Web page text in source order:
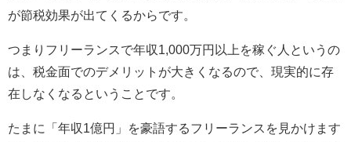
が節税効果が出てくるからです。
つまりフリーランスで年収1,000万円以上を稼ぐ人というの
は、税金面でのデメリットが大きくなるので、現実的に存
在しなくなるということです。
たまに「年収1億円」を豪語するフリーランスを見かけます